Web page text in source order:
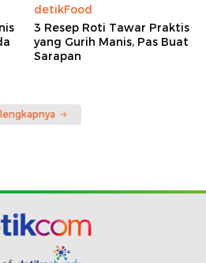
detikFood
3 Resep Roti Tawar Praktis
yang Gurih Manis, Pas Buat
Sarapan